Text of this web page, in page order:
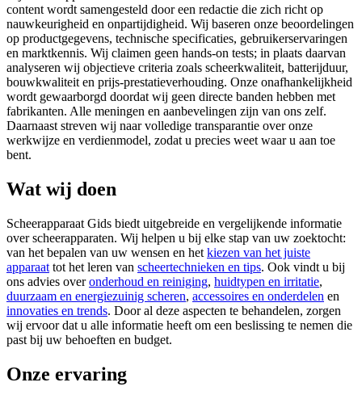
content wordt samengesteld door een redactie die zich richt op
nauwkeurigheid en onpartijdigheid. Wij baseren onze beoordelingen
op productgegevens, technische specificaties, gebruikerservaringen
en marktkennis. Wij claimen geen hands-on tests; in plaats daarvan
analyseren wij objectieve criteria zoals scheerkwaliteit, batterijduur,
bouwkwaliteit en prijs-prestatieverhouding. Onze onafhankelijkheid
wordt gewaarborgd doordat wij geen directe banden hebben met
fabrikanten. Alle meningen en aanbevelingen zijn van ons zelf.
Daarnaast streven wij naar volledige transparantie over onze
werkwijze en verdienmodel, zodat u precies weet waar u aan toe
bent.
Wat wij doen
Scheerapparaat Gids biedt uitgebreide en vergelijkende informatie
over scheerapparaten. Wij helpen u bij elke stap van uw zoektocht:
van het bepalen van uw wensen en het kiezen van het juiste
apparaat tot het leren van scheertechnieken en tips. Ook vindt u bij
ons advies overonderhoud en reiniging, huidtypen en irritatie,
duurzaam en energiezuinig scheren, accessoires en onderdelen en
innovaties en trends. Door al deze aspecten te behandelen, zorgen
wij ervoor dat u alle informatie heeft om een beslissing te nemen die
past bij uw behoeften en budget.
Onze ervaring